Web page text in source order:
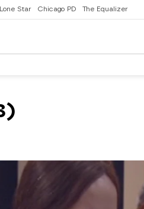
Star Chicago PD The Equalizer